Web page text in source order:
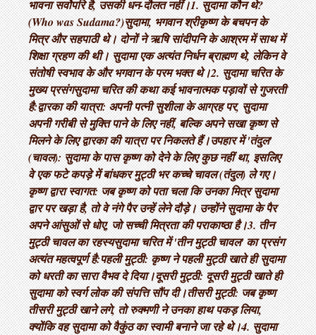
भावना सर्वोपरि है, उसकी धन-दौलत नहीं। ​1. सुदामा कौन थे?
(Who was Sudama?) ​सुदामा, भगवान श्रीकृष्ण के बचपन के
मित्र और सहपाठी थे। दोनों ने ऋषि सांदीपनि के आश्रम में साथ में
शिक्षा ग्रहण की थी। सुदामा एक अत्यंत निर्धन ब्राह्मण थे, लेकिन वे
संतोषी स्वभाव के और भगवान के परम भक्त थे। ​2. सुदामा चरित के
मुख्य प्रसंग ​सुदामा चरित की कथा कई भावनात्मक पड़ावों से गुजरती
है: ​द्वारका की यात्रा: अपनी पत्नी सुशीला के आग्रह पर, सुदामा
अपनी गरीबी से मुक्ति पाने के लिए नहीं, बल्कि अपने सखा कृष्ण से
मिलने के लिए द्वारका की यात्रा पर निकलते हैं। ​उपहार में 'तंदुल'
(चावल): सुदामा के पास कृष्ण को देने के लिए कुछ नहीं था, इसलिए
वे एक फटे कपड़े में बांधकर मुट्ठी भर कच्चे चावल (तंदुल) ले गए। ​
कृष्ण द्वारा स्वागत: जब कृष्ण को पता चला कि उनका मित्र सुदामा
द्वार पर खड़ा है, तो वे नंगे पैर उन्हें लेने दौड़े। उन्होंने सुदामा के पैर
अपने आंसुओं से धोए, जो सच्ची मित्रता की पराकाष्ठा है। ​3. तीन
मुट्ठी चावल का रहस्य ​सुदामा चरित में 'तीन मुट्ठी चावल' का प्रसंग
अत्यंत महत्वपूर्ण है: ​पहली मुट्ठी: कृष्ण ने पहली मुट्ठी खाते ही सुदामा
को धरती का सारा वैभव दे दिया। ​दूसरी मुट्ठी: दूसरी मुट्ठी खाते ही
सुदामा को स्वर्ग लोक की संपत्ति सौंप दी। ​तीसरी मुट्ठी: जब कृष्ण
तीसरी मुट्ठी खाने लगे, तो रुक्मणी ने उनका हाथ पकड़ लिया,
क्योंकि वह सुदामा को वैकुंठ का स्वामी बनाने जा रहे थे। ​4. सुदामा